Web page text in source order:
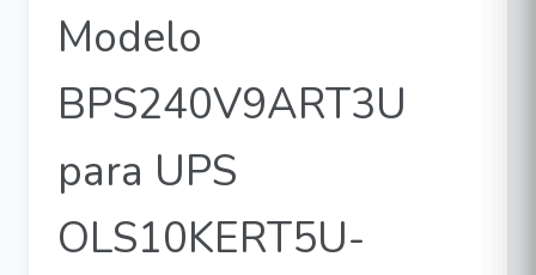
Modelo
BPS240V9ART3U
para UPS
OLS10KERT5U-